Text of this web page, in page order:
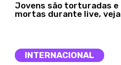
Jovens são torturadas e
mortas durante live, veja
INTERNACIONAL